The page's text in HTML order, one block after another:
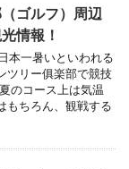
ゴルフ）周辺
情報！
本一暑いといわれる
ツリー俱楽部で競技
のコース上は気温
もちろん、観戦する